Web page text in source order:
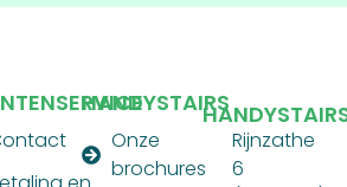
HANDYSTAIRS
Onze
brochures
Rijnzathe
6